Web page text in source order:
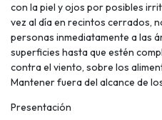
con la piel y ojos por posibles
vez al día en recintos cerrados,
personas inmediatamente a las
superficies hasta que estén
contra el viento, sobre los
Mantener fuera del alcance de
Presentación